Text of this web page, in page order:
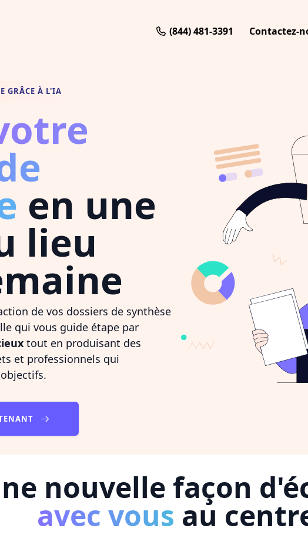
(844) 481-3391 Contactez-
GRÂCE À L'IA
en une
lieu
de vos dossiers de synthèse
qui vous guide étape par
tout en produisant des
et professionnels qui
nouvelle façon
avec vous au